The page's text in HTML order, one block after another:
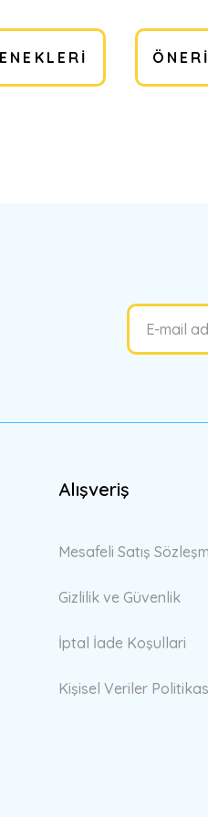
Alışveriş
Mesafeli Satış
Gizlilik ve Güvenlik
İptal İade Koşullari
Kişisel Veriler